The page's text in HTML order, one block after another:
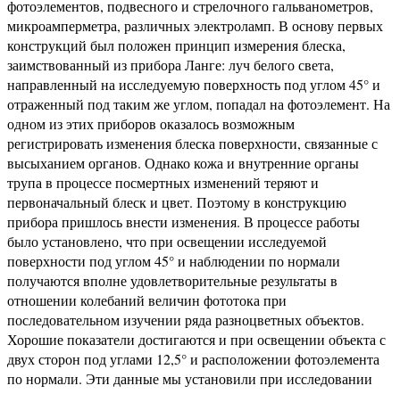
фотоэлементов, подвесного и стрелочного гальванометров,
микроамперметра, различных электроламп. В основу первых
конструкций был положен принцип измерения блеска,
заимствованный из прибора Ланге: луч белого света,
направленный на исследуемую поверхность под углом 45° и
отраженный под таким же углом, попадал на фотоэлемент. На
одном из этих приборов оказалось возможным
регистрировать изменения блеска поверхности, связанные с
высыханием органов. Однако кожа и внутренние органы
трупа в процессе посмертных изменений теряют и
первоначальный блеск и цвет. Поэтому в конструкцию
прибора пришлось внести изменения. В процессе работы
было установлено, что при освещении исследуемой
поверхности под углом 45° и наблюдении по нормали
получаются вполне удовлетворительные результаты в
отношении колебаний величин фототока при
последовательном изучении ряда разноцветных объектов.
Хорошие показатели достигаются и при освещении объекта с
двух сторон под углами 12,5° и расположении фотоэлемента
по нормали. Эти данные мы установили при исследовании